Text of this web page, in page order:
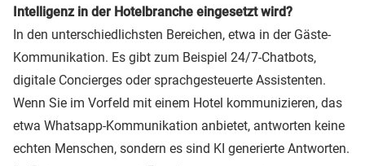
Intelligenz in der Hotelbranche eingesetzt wird?
In den unterschiedlichsten Bereichen, etwa in der Gäste-
Kommunikation. Es gibt zum Beispiel 24/7-Chatbots,
digitale Concierges oder sprachgesteuerte Assistenten.
Wenn Sie im Vorfeld mit einem Hotel kommunizieren, das
etwa Whatsapp-Kommunikation anbietet, antworten keine
echten Menschen, sondern es sind KI generierte Antworten.